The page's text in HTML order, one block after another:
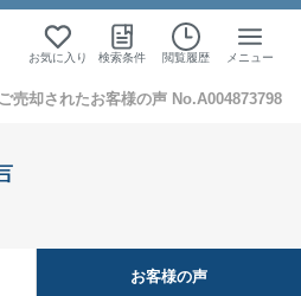
お気に入り 検索条件 閲覧履歴 メニュー
売却されたお客様の声 No.A004873798
お客様の声